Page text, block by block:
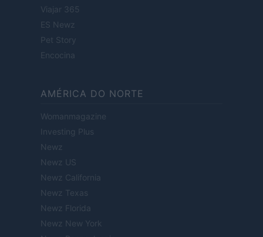
Viajar 365
ES Newz
Pet Story
Encocina
AMÉRICA DO NORTE
Womanmagazine
Investing Plus
Newz
Newz US
Newz California
Newz Texas
Newz Florida
Newz New York